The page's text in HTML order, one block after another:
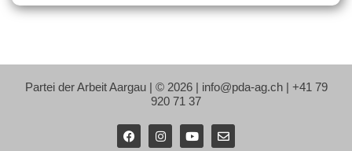
Partei der Arbeit Aargau | © 2026 | info@pda-ag.ch | +41 79
920 71 37